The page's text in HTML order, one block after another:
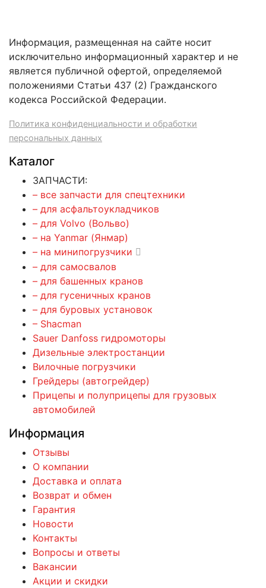
Информация, размещенная на сайте носит
исключительно информационный характер и не
является публичной офертой, определяемой
положениями Статьи 437 (2) Гражданского
кодекса Российской Федерации.
Политика конфиденциальности и обработки
персональных данных
Каталог
ЗАПЧАСТИ:
– все запчасти для спецтехники
– для асфальтоукладчиков
– для Volvo (Вольво)
– на Yanmar (Янмар)
– на минипогрузчики
– для самосвалов
– для башенных кранов
– для гусеничных кранов
– для буровых установок
– Shacman
Sauer Danfoss гидромоторы
Дизельные электростанции
Вилочные погрузчики
Грейдеры (автогрейдер)
Прицепы и полуприцепы для грузовых
автомобилей
Информация
Отзывы
О компании
Доставка и оплата
Возврат и обмен
Гарантия
Новости
Контакты
Вопросы и ответы
Вакансии
Акции и скидки